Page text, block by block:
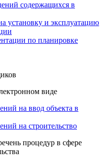
содержащихся в
установку и эксплуатацию
по планировке
виде
на ввод объекта в
на строительство
процедур в сфере